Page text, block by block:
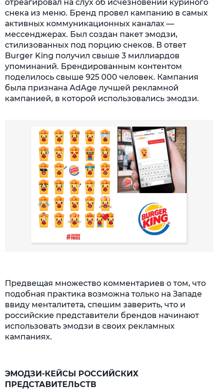
отреагировал на слух об исчезновении куриного
снека из меню. Бренд провел кампанию в самых
активных коммуникационных каналах —
мессенджерах. Был создан пакет эмодзи,
стилизованных под порцию снеков. В ответ
Burger King получил свыше 3 миллиардов
упоминаний. Брендированным контентом
поделилось свыше 925 000 человек. Кампания
была признана AdAge лучшей рекламной
кампанией, в которой использовались эмодзи.
Предвещая множество комментариев о том, что
подобная практика возможна только на Западе
ввиду менталитета, спешим заверить, что и
российские представители брендов начинают
использовать эмодзи в своих рекламных
кампаниях.
ЭМОДЗИ-КЕЙСЫ РОССИЙСКИХ
ПРЕДСТАВИТЕЛЬСТВ